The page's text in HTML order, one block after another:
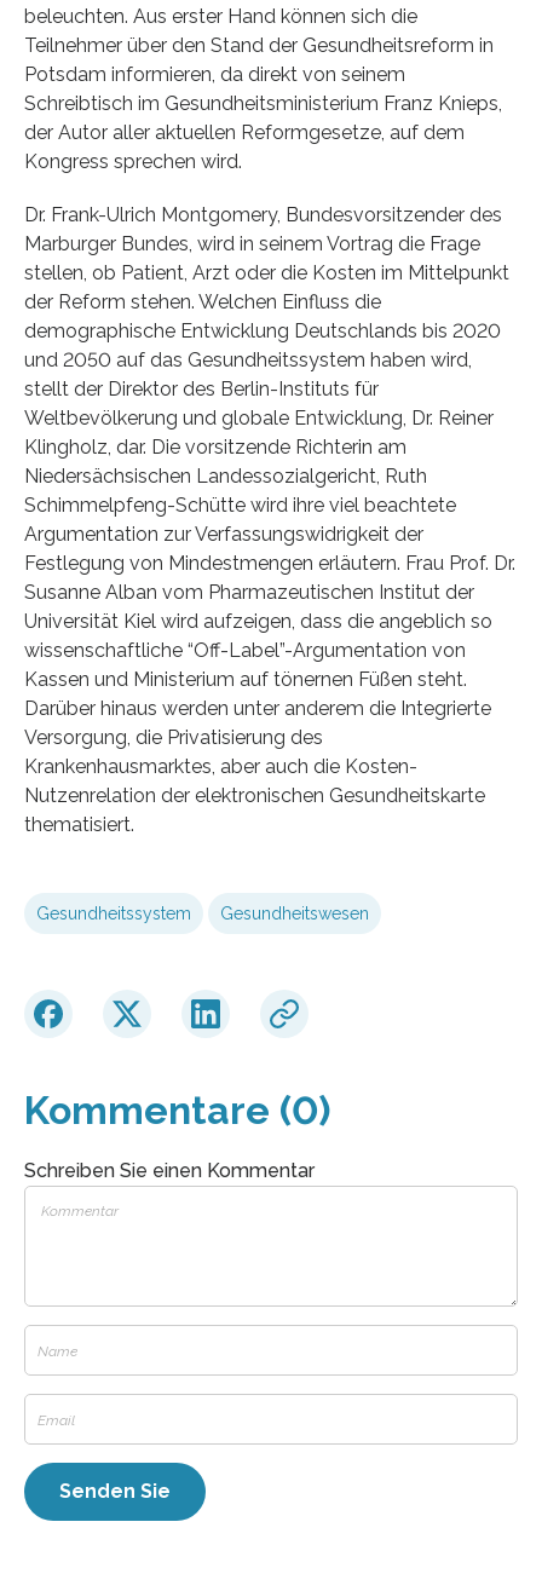
beleuchten. Aus erster Hand können sich die
Teilnehmer über den Stand der Gesundheitsreform in
Potsdam informieren, da direkt von seinem
Schreibtisch im Gesundheitsministerium Franz Knieps,
der Autor aller aktuellen Reformgesetze, auf dem
Kongress sprechen wird.
Dr. Frank-Ulrich Montgomery, Bundesvorsitzender des
Marburger Bundes, wird in seinem Vortrag die Frage
stellen, ob Patient, Arzt oder die Kosten im Mittelpunkt
der Reform stehen. Welchen Einfluss die
demographische Entwicklung Deutschlands bis 2020
und 2050 auf das Gesundheitssystem haben wird,
stellt der Direktor des Berlin-Instituts für
Weltbevölkerung und globale Entwicklung, Dr. Reiner
Klingholz, dar. Die vorsitzende Richterin am
Niedersächsischen Landessozialgericht, Ruth
Schimmelpfeng-Schütte wird ihre viel beachtete
Argumentation zur Verfassungswidrigkeit der
Festlegung von Mindestmengen erläutern. Frau Prof. Dr.
Susanne Alban vom Pharmazeutischen Institut der
Universität Kiel wird aufzeigen, dass die angeblich so
wissenschaftliche “Off-Label”-Argumentation von
Kassen und Ministerium auf tönernen Füßen steht.
Darüber hinaus werden unter anderem die Integrierte
Versorgung, die Privatisierung des
Krankenhausmarktes, aber auch die Kosten-
Nutzenrelation der elektronischen Gesundheitskarte
thematisiert.
Gesundheitssystem Gesundheitswesen
Kommentare (0)
Schreiben Sie einen Kommentar